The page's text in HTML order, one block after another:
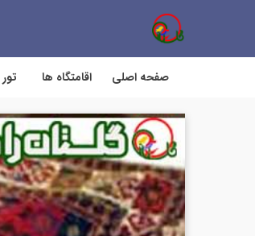
صفحه اصلی اقامتگاه ها